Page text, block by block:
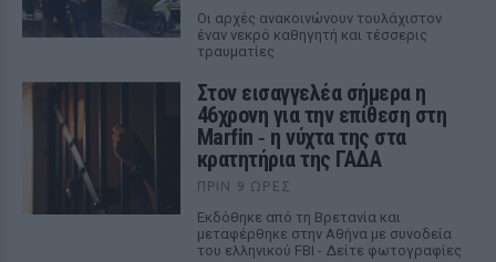
Οι αρχές ανακοινώνουν τουλάχιστον
έναν νεκρό καθηγητή και τέσσερις
τραυματίες
Στον εισαγγελέα σήμερα η
46χρονη για την επίθεση στη
Marfin ‑ η νύχτα της στα
κρατητήρια της ΓΑΔΑ
ΠΡΙΝ 9 ΏΡΕΣ
Εκδόθηκε από τη Βρετανία και
μεταφέρθηκε στην Αθήνα με συνοδεία
του ελληνικού FBI - Δείτε φωτογραφίες